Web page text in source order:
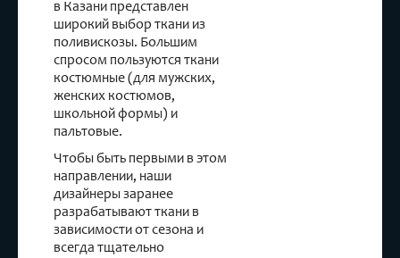
в Казани представлен
широкий выбор ткани из
поливискозы. Большим
спросом пользуются ткани
костюмные (для мужских,
женских костюмов,
школьной формы) и
пальтовые.
Чтобы быть первыми в этом
направлении, наши
дизайнеры заранее
разрабатывают ткани в
зависимости от сезона и
всегда тщательно